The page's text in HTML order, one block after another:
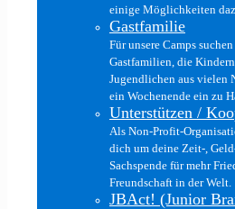
einige Möglichkeiten
Gastfamilie
Für unsere Camps
Gastfamilien, die
Jugendlichen aus vielen
ein Wochenende ein zu
Unterstützen /
Als Non-Profit-
dich um deine Zeit-,
Sachspende für mehr
Freundschaft in der Welt.
JBAct! (Junior